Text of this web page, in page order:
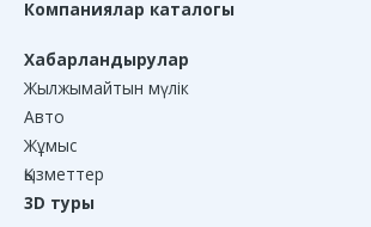
Компаниялар каталогы
Хабарландырулар
Жылжымайтын мүлік
Авто
Жұмыс
Қызметтер
3D туры